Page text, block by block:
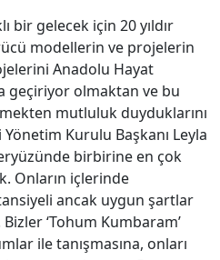
bir gelecek için 20 yıldır
modellerin ve projelerin
Anadolu Hayat
geçiriyor olmaktan ve bu
mutluluk duyduklarını
Kurulu Başkanı Leyla
birbirine en çok
Onların içlerinde
ancak uygun şartlar
‘Tohum Kumbaram’
ile tanışmasına, onları